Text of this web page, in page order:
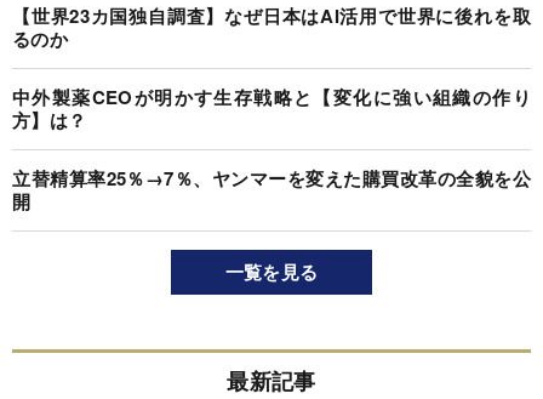
【世界23カ国独自調査】なぜ日本はAI活用で世界に後れを取
るのか
中外製薬CEOが明かす生存戦略と【変化に強い組織の作り
方】は？
立替精算率25％→7％、ヤンマーを変えた購買改革の全貌を公
開
一覧を見る
最新記事